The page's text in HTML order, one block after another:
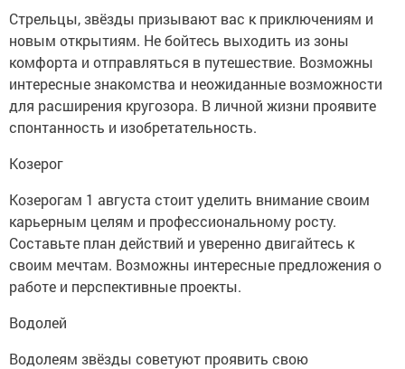
Стрельцы, звёзды призывают вас к приключениям и
новым открытиям. Не бойтесь выходить из зоны
комфорта и отправляться в путешествие. Возможны
интересные знакомства и неожиданные возможности
для расширения кругозора. В личной жизни проявите
спонтанность и изобретательность.
Козерог
Козерогам 1 августа стоит уделить внимание своим
карьерным целям и профессиональному росту.
Составьте план действий и уверенно двигайтесь к
своим мечтам. Возможны интересные предложения о
работе и перспективные проекты.
Водолей
Водолеям звёзды советуют проявить свою